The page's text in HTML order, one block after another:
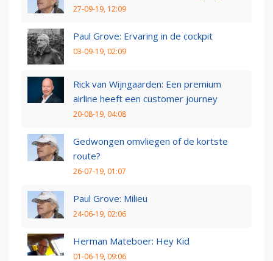
27-09-19, 12:09
Paul Grove: Ervaring in de cockpit
03-09-19, 02:09
Rick van Wijngaarden: Een premium
airline heeft een customer journey
20-08-19, 04:08
Gedwongen omvliegen of de kortste
route?
26-07-19, 01:07
Paul Grove: Milieu
24-06-19, 02:06
Herman Mateboer: Hey Kid
01-06-19, 09:06